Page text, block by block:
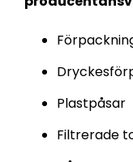
Plastpåsar
Filtrerade